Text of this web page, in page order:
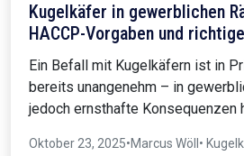
Kugelkäfer in gewerblichen
HACCP-Vorgaben und
Ein Befall mit Kugelkäfern ist in
bereits unangenehm – in
jedoch ernsthafte Konsequenzen
Oktober 23, 2025•Marcus Wöll •